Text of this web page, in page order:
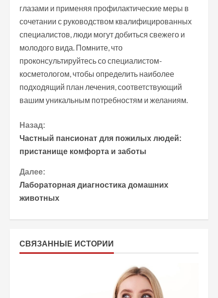
глазами и применяя профилактические меры в
сочетании с руководством квалифицированных
специалистов, люди могут добиться свежего и
молодого вида. Помните, что
проконсультируйтесь со специалистом-
косметологом, чтобы определить наиболее
подходящий план лечения, соответствующий
вашим уникальным потребностям и желаниям.
П
р
о
д
ж
Назад:
Частный пансионат для пожилых людей:
пристанище комфорта и заботы
Далее:
Лабораторная диагностика домашних
животных
СВЯЗАННЫЕ ИСТОРИИ